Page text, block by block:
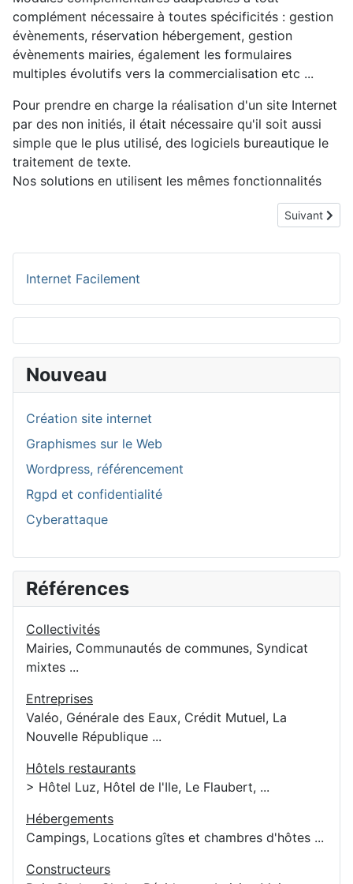
complément nécessaire à toutes spécificités : gestion
évènements, réservation hébergement, gestion
évènements mairies, également les formulaires
multiples évolutifs vers la commercialisation etc ...
Pour prendre en charge la réalisation d'un site Internet
par des non initiés, il était nécessaire qu'il soit aussi
simple que le plus utilisé, des logiciels bureautique le
traitement de texte.
Nos solutions en utilisent les mêmes fonctionnalités
Article
Suivant
Internet Facilement
Nouveau
Création site internet
Graphismes sur le Web
Wordpress, référencement
Rgpd et confidentialité
Cyberattaque
Références
Collectivités
Mairies, Communautés de communes, Syndicat
mixtes ...
Entreprises
Valéo, Générale des Eaux, Crédit Mutuel, La
Nouvelle République ...
Hôtels restaurants
> Hôtel Luz, Hôtel de l'Ile, Le Flaubert, ...
Hébergements
Campings, Locations gîtes et chambres d'hôtes ...
Constructeurs